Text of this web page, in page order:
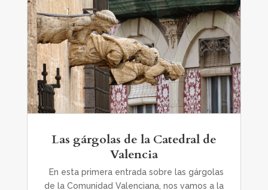
Las gárgolas de la Catedral de
Valencia
En esta primera entrada sobre las gárgolas
de la Comunidad Valenciana, nos vamos a la